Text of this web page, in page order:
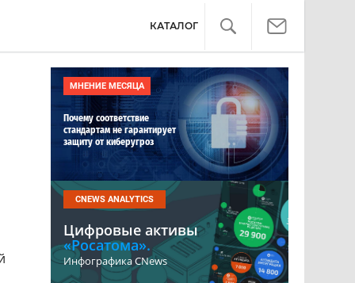
КАТАЛОГ
МНЕНИЕ МЕСЯЦА
Почему соответствие
стандартам не гарантирует
защиту от киберугроз
CNEWS ANALYTICS
Цифровые активы
«Росатома».
Инфографика CNews